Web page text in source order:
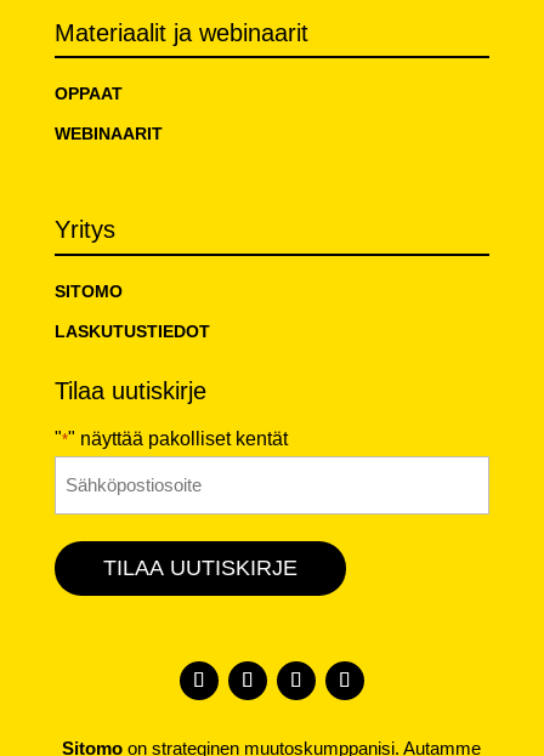
Materiaalit ja webinaarit
OPPAAT
WEBINAARIT
Yritys
SITOMO
LASKUTUSTIEDOT
Tilaa uutiskirje
"*" näyttää pakolliset kentät
TILAA UUTISKIRJE
Sitomo on strateginen muutoskumppanisi. Autamme